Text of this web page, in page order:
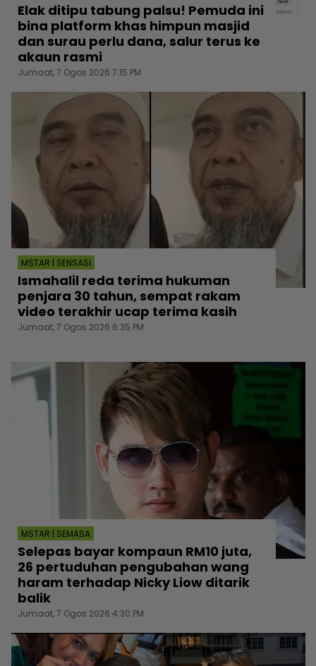
Elak ditipu tabung palsu! Pemuda ini
bina platform khas himpun masjid
dan surau perlu dana, salur terus ke
akaun rasmi
Jumaat, 7 Ogos 2026 7:15 PM
MSTAR | SENSASI
Ismahalil reda terima hukuman
penjara 30 tahun, sempat rakam
video terakhir ucap terima kasih
Jumaat, 7 Ogos 2026 6:35 PM
MSTAR | SEMASA
Selepas bayar kompaun RM10 juta,
26 pertuduhan pengubahan wang
haram terhadap Nicky Liow ditarik
balik
Jumaat, 7 Ogos 2026 4:30 PM